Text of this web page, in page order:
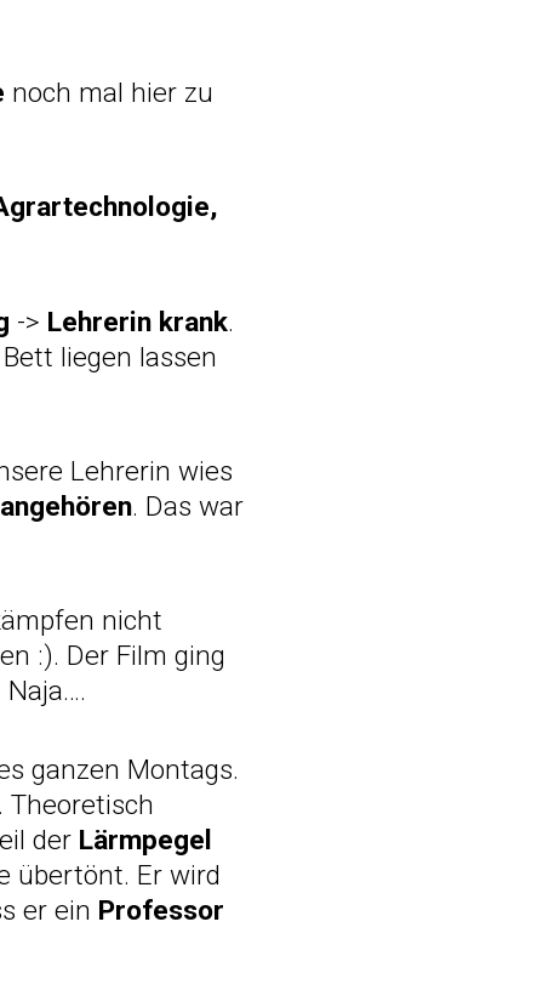
noch mal hier zu
-> Lehrerin krank.
liegen lassen
Lehrerin wies
. Das war
nicht
:). Der Film ging
ganzen Montags.
Theoretisch
der Lärmpegel
übertönt. Er wird
er ein Professor